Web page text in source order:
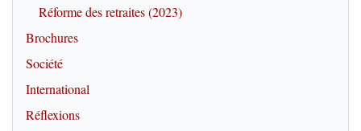
Réforme des retraites (2023)
Brochures
Société
International
Réflexions